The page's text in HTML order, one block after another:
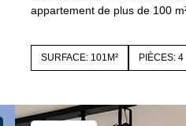
appartement de plus de 100
SURFACE: 101M² PIÈCES: 4